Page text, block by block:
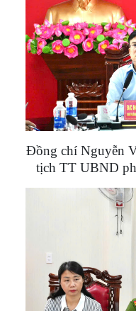
Đồng chí Nguyễn
tịch TT UBND